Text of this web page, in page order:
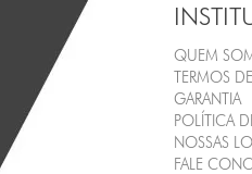
QUEM
TERMOS
GARANTIA
POLÍTICA
NOSSAS
FALE